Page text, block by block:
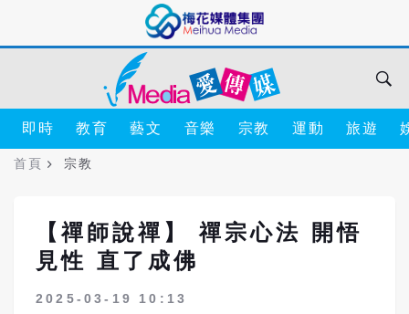
即時 教育 藝文 音樂 宗教 運動 旅遊
首頁 宗教
【禪師說禪】 禪宗心法 開悟
見性 直了成佛
2025-03-19 10:13